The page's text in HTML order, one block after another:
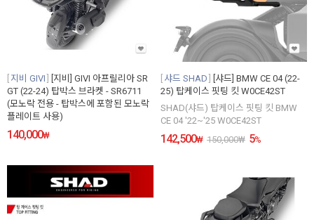
지비 GIVI
[지비] GIVI 아프릴리아 SR
GT (22-24) 탑박스 브라켓 - SR6711
(모노락 전용 - 탑박스에 포함된 모노락
플레이트 사용)
140,000₩
샤드 SHAD
[샤드] BMW CE 04 (22-
25) 탑케이스 핏팅 킷 W0CE42ST
SHAD(샤드) 탑케이스 핏팅 킷 BMW
CE 04 '22~'25 W0CE42ST
142,500₩ 150,000₩ 5%